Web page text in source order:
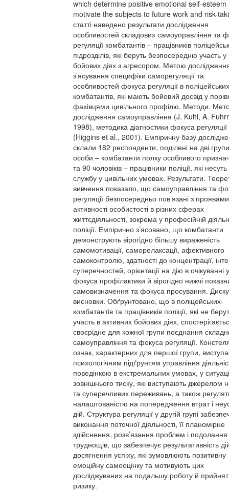
which determine positive emotional self-esteem
motivate the subjects to future work and risk-
статті наведено результати дослідження
особливостей складових самоуправління та
регуляції комбатантів – працівників
підрозділів, які беруть безпосередню участь у
бойових діях з агресором. Метою
з’ясування специфіки саморегуляції та
особливостей фокуса регуляції в
комбатантів, які мають бойовий досвід у
фахівцями цивільного профілю. Методи.
дослідження самоуправління (J. Kuhl, A.
1998), методика діагностики фокуса регуляції
(Higgins et al., 2001). Емпіричну базу
склали 182 респонденти, поділені на дві
особи – комбатанти полку особливого
та 90 чоловіків – працівники поліції, які несуть
службу у цивільних умовах. Результати.
вивчення показало, що самоуправління та
регуляції безпосередньо пов’язані з проявами
активності особистості в різних сферах
життєдіяльності, зокрема у професійній
поліції. Емпірично з’ясовано, що комбатанти
демонструють вірогідно більшу вираженість
самомотивації, саморелаксації, афективного
самоконтролю, здатності до концентрації,
суперечностей, орієнтації на дію в очікуванні
фокуса профілактики й вірогідно нижчі
самовизначення та фокуса просування.
висновки. Обґрунтовано, що в поліцейських-
комбатантів та працівників поліції, які не
участь в активних бойових діях,
своєрідне для кожної групи поєднання
самоуправління та фокуса регуляції.
ознак, характерних для першої групи,
психологічним підґрунтям управління
поведінкою в екстремальних умовах, у
зовнішнього тиску, які виступають джерелом
та суперечливих переживань, а також
налаштованістю на попередження втрат і
дій. Структура регуляції у другій групі
виконання поточної діяльності, її планомірне
здійснення, розв’язання проблем і подолання
труднощів, що забезпечує результативність
досягнення успіху, які зумовлюють позитивну
емоційну самооцінку та мотивують цих
досліджуваних на подальшу роботу й
ризику.